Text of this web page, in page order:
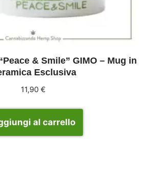
& Smile” GIMO – Mug in
Esclusiva
11,90 €
al carrello